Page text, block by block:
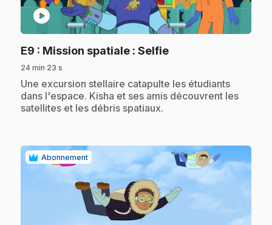
play_circle
E9 : Mission spatiale : Selfie.
24 min 23 s
.Une excursion stellaire catapulte les étudiants
dans l'espace. Kisha et ses amis découvrent les
satellites et les débris spatiaux.
Abonnement